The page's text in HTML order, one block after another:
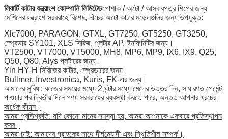
লিবার্টি কাটার যন্ত্রাংশ কোম্পানি লিমিটেডপোশাক / অটো / আসবাবপত্র শিল্পের জন্য
মেশিনের যন্ত্রাংশ সরবরাহে বিশেষ, নীচের অটো কাটার মডেলগুলির জন্য উপযুক্ত:
Xlc7000, PARAGON, GTXL, GT7250, GT5250, GT3250,
স্প্রেডার SY101, XLS সিরিজ, প্লটার AP, ইনফিনিটির জন্য।
VT2500, VT7000, VT5000, MH8, MP6, MP9, IX6, IX9, Q25,
Q50, Q80, Alys প্লটারের জন্য।
Yin HY-H সিরিজের কাটার, স্প্রেডারের জন্য।
Bullmer, Investronica, Kuris, FK-এর জন্য।
আমাদের সুবিধা: কাজের সময়ের মধ্যে 2 ঘন্টার মধ্যে মেলের উত্তর দিন, সাধারণত পেমেন্ট
পাওয়ার পর দ্বিতীয় দিনে পণ্য সরবরাহের ব্যবস্থা করতে পারে, অন্তত আপনার খরচের
অর্ধেক বাঁচান।
আমরা প্রতিশ্রুতি: যদি কোনো মানের সমস্যা হয়, আমরা আপনাকে একবারে প্রতিস্থাপন
করব।
আমরা চাই: আমাদের গ্রাহকের সাথে দীর্ঘমেয়াদী এবং স্থিতিশীল সম্পর্ক।